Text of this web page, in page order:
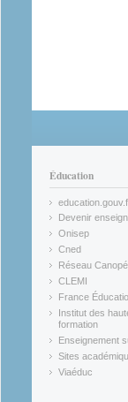
Éducation
(link is
Devenir
(link is
Onisep
(link is
Cned
(link is
Réseau Canopé
(link is
CLEMI
(link is
France
(link is
Institut des
formation
(link is
Enseignement
(link is
Sites
(link is
Viaéduc